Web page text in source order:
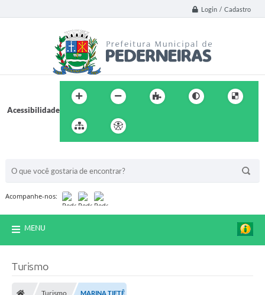
Login / Cadastro
Acessibilidade
Acompanhe-nos:
MENU
Turismo
Turismo MARINA TIETÊ